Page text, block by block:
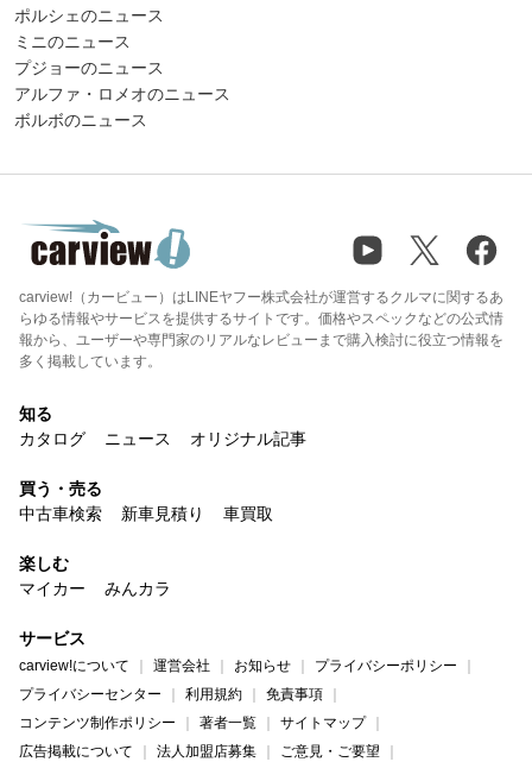
ポルシェのニュース
ミニのニュース
プジョーのニュース
アルファ・ロメオのニュース
ボルボのニュース
carview!（カービュー）はLINEヤフー株式会社が運営するクルマに関するあ
らゆる情報やサービスを提供するサイトです。価格やスペックなどの公式情
報から、ユーザーや専門家のリアルなレビューまで購入検討に役立つ情報を
多く掲載しています。
知る
カタログ
ニュース オリジナル記事
買う・売る
中古車検索
新車見積り 車買取
楽しむ
マイカー
みんカラ
サービス
carview!について 運営会社 お知らせ
プライバシーポリシー
プライバシーセンター
利用規約
免責事項
コンテンツ制作ポリシー
著者一覧
サイトマップ
広告掲載について
法人加盟店募集 ご意見・ご要望